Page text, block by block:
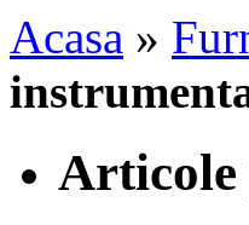
Acasa »
Articole